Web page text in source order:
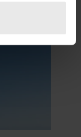
te
te bieden
delen we
onze
Deze